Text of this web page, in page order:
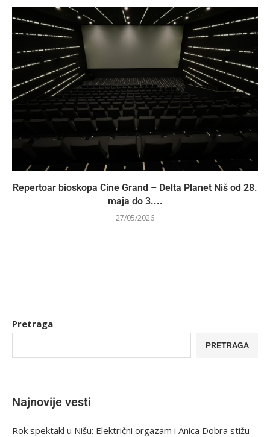
Repertoar bioskopa Cine Grand – Delta Planet Niš od 28.
maja do 3....
27/05/2026
Pretraga
PRETRAGA
Najnovije vesti
Rok spektakl u Nišu: Električni orgazam i Anica Dobra stižu